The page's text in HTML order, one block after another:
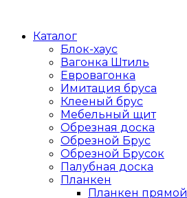
Каталог
Блок-хаус
Вагонка Штиль
Евровагонка
Имитация бруса
Клееный брус
Мебельный щит
Обрезная доска
Обрезной Брус
Обрезной Брусок
Палубная доска
Планкен
Планкен прямой